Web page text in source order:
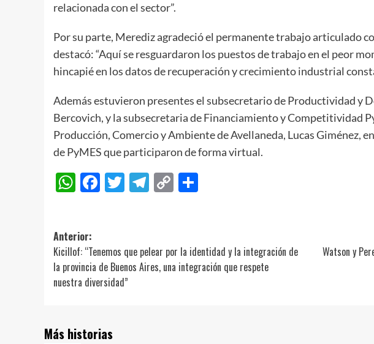
relacionada con el sector”.
Por su parte, Merediz agradeció el permanente trabajo articulado
destacó: “Aquí se resguardaron los puestos de trabajo en el peor
hincapié en los datos de recuperación y crecimiento industrial
Además estuvieron presentes el subsecretario de Productividad y
Bercovich, y la subsecretaria de Financiamiento y Competitividad
Producción, Comercio y Ambiente de Avellaneda, Lucas Giménez,
de PyMES que participaron de forma virtual.
WhatsApp
Facebook
Twitter
Telegram
Copy
Navegación
de
entradas
Anterior:
Kicillof: “Tenemos que pelear por la identidad y la integración de
la provincia de Buenos Aires, una integración que respete
nuestra diversidad”
Watson y
Más historias